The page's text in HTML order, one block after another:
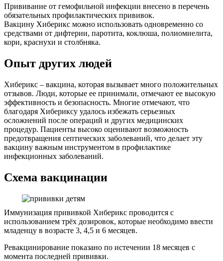
Прививание от гемофильной инфекции внесено в перечень
обязательных профилактических прививок.
Вакцину Хиберикс можно использовать одновременно со
средствами от дифтерии, паротита, коклюша, полиомиелита,
кори, краснухи и столбняка.
Опыт других людей
Хиберикс – вакцина, которая вызывает много положительных
отзывов. Люди, которые ее принимали, отмечают ее высокую
эффективность и безопасность. Многие отмечают, что
благодаря Хибериксу удалось избежать серьезных
осложнений после операций и других медицинских
процедур. Пациенты высоко оценивают возможность
предотвращения септических заболеваний, что делает эту
вакцину важным инструментом в профилактике
инфекционных заболеваний.
Схема вакцинации
Иммунизация прививкой Хиберикс проводится с
использованием трёх дозировок, которые необходимо ввести
младенцу в возрасте 3, 4,5 и 6 месяцев.
Ревакцинирование показано по истечении 18 месяцев с
момента последней прививки.